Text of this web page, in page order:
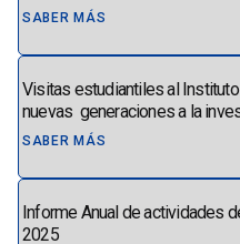
SABER MÁS
Visitas estudiantiles al
nuevas generaciones a la
SABER MÁS
Informe Anual de actividades
2025